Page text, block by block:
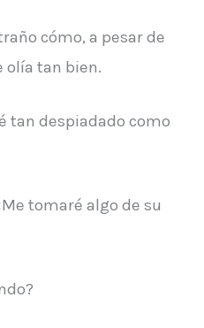
cómo, a pesar de
olía tan bien.
tan despiadado como
tomaré algo de su